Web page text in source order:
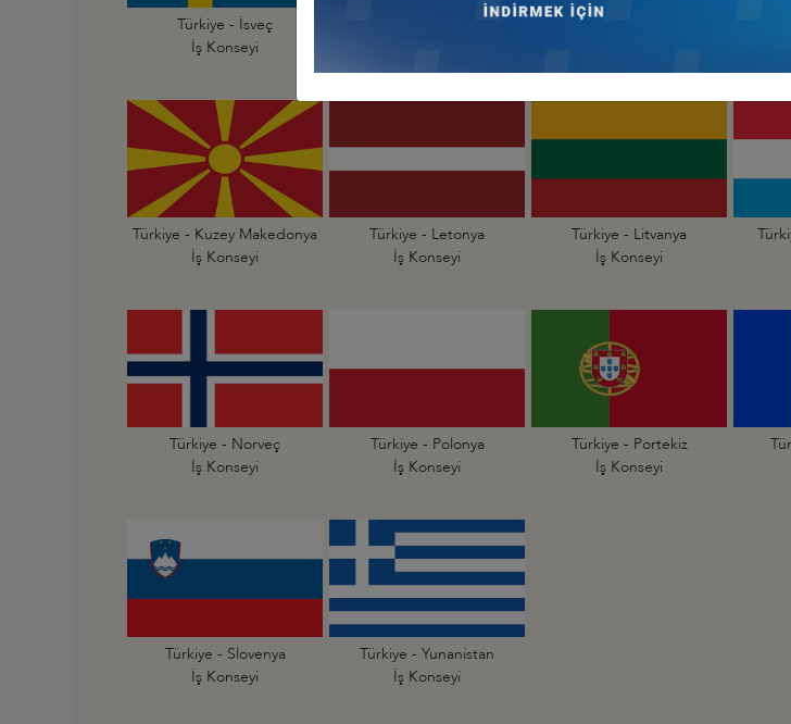
Türkiye - İsveç
İş Konseyi
Türkiye - İtalya
Türkiye - Kuzey Makedonya
İş Konseyi
Türkiye - Letonya
İş Konseyi
Türkiye - Litvanya
İş Konseyi
Türkiye - Norveç
İş Konseyi
Türkiye - Polonya
İş Konseyi
Türkiye - Portekiz
İş Konseyi
Türkiye - Slovenya
İş Konseyi
Türkiye - Yunanistan
İş Konseyi